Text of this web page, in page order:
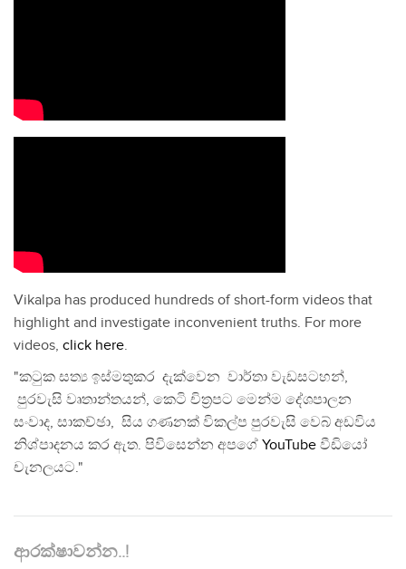
Vikalpa has produced hundreds of short-form videos that
highlight and investigate inconvenient truths. For more
videos, click here.
"කටුක සත්‍ය ඉස්මතුකර දැක්වෙන වාර්තා වැඩසටහන්,
පුරවැසි වෘතාන්තයන්, කෙටි චිත්‍රපට මෙන්ම දේශපාලන
සංවාද, සාකච්ඡා, සිය ගණනක් විකල්ප පුරවැසි වෙබ් අඩවිය
නිශ්පාදනය කර ඇත. පිවිසෙන්න අපගේ YouTube වීඩියෝ
චැනලයට."
ආරක්ෂාවන්න..!